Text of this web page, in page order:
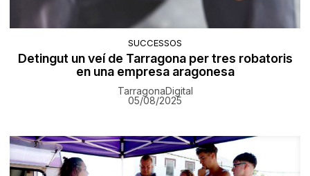
SUCCESSOS
Detingut un veí de Tarragona per tres robatoris
en una empresa aragonesa
TarragonaDigital
05/08/2025